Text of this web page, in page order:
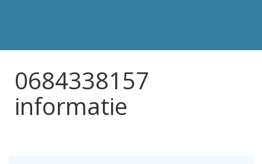
0684338157
informatie